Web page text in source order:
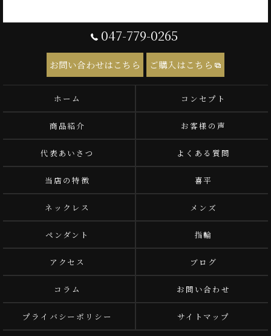
047-779-0265
お問い合わせはこちら ご購入はこちら
ホーム コンセプト
商品紹介 お客様の声
代表あいさつ よくある質問
当店の特徴 喜平
ネックレス メンズ
ペンダント 指輪
アクセス ブログ
コラム お問い合わせ
プライバシーポリシー サイトマップ